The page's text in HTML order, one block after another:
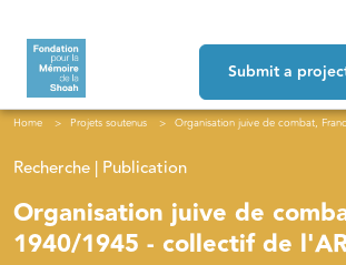
Submit a
Breadcrumb
Home Projets soutenus Organisation juive de combat, France 1940/1945 - collectif
Recherche | Publication
Organisation juive de
1940/1945 - collectif de